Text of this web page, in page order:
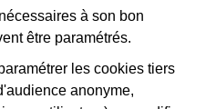
à son bon
être paramétrés.
les cookies tiers
anonyme,
contacter
Tremblay !
à la newsletter